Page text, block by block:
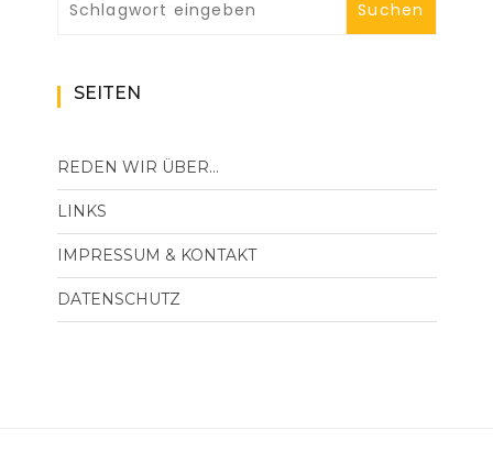
SEITEN
REDEN WIR ÜBER…
LINKS
IMPRESSUM & KONTAKT
DATENSCHUTZ